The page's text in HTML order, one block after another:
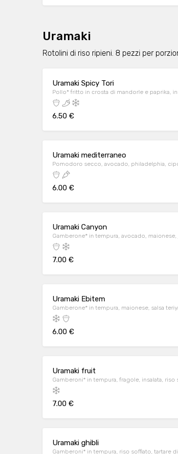
Uramaki
Rotolini di riso ripieni. 8 pezzi per
Uramaki Spicy Tori
Pollo* fritto in crosta di mandorle e paprika,
6.50 €
Uramaki mediterraneo
Pomodoro secco, avocado, philadelphia,
6.00 €
Uramaki Canyon
Gamberone* in tempura, avocado,
7.00 €
Uramaki Ebitem
Gamberone* in tempura, maionese, salsa
6.00 €
Uramaki fruit
Gamberoni* in tempura, fragole, insalata,
7.00 €
Uramaki ghibli
Gamberoni* in tempura, riso soffiato, tartare